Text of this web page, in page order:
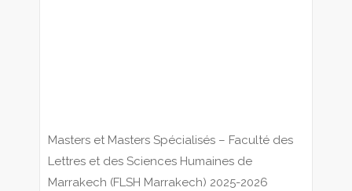
Masters et Masters Spécialisés – Faculté des
Lettres et des Sciences Humaines de
Marrakech (FLSH Marrakech) 2025-2026